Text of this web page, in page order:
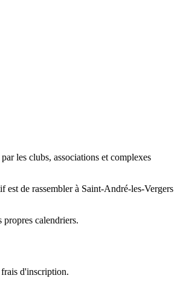
les clubs, associations et complexes
est de rassembler à Saint-André-les-Vergers
calendriers.
d'inscription.